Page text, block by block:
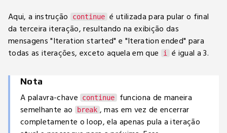
Aqui, a instrução continue é utilizada para pular o final
da terceira iteração, resultando na exibição das
mensagens "Iteration started" e "Iteration ended" para
todas as iterações, exceto aquela em que
i é igual a 3.
Nota
A palavra-chave continue
funciona de maneira
semelhante ao
break , mas em vez de encerrar
completamente o loop, ela apenas pula a iteração